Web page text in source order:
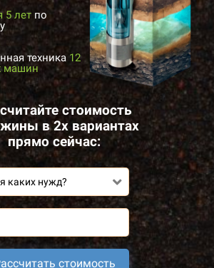
техника 12
машин
стоимость
в 2х вариантах
прямо сейчас:
каких нужд?
стоимость
5 лет по